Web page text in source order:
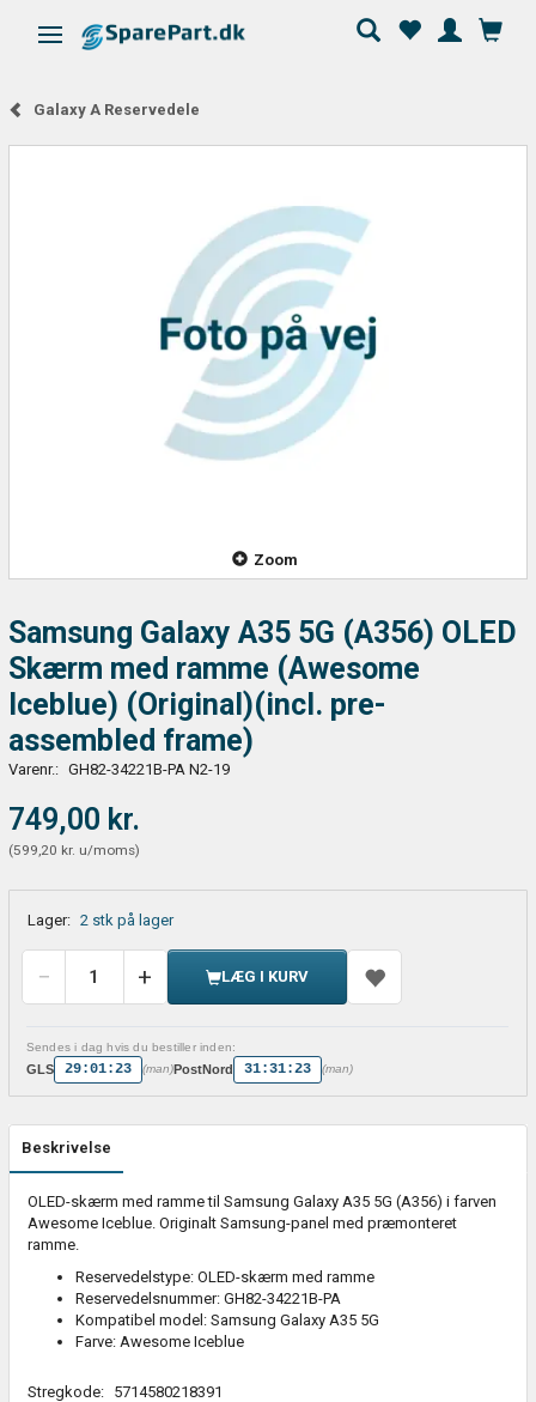
Skifte navigation
Galaxy A Reservedele
Zoom
Samsung Galaxy A35 5G (A356) OLED
Skærm med ramme (Awesome
Iceblue) (Original)(incl. pre-
assembled frame)
Varenr.: GH82-34221B-PA N2-19
749,00 kr.
(599,20 kr. u/moms)
Lager: 2 stk på lager
LÆG I KURV
Sendes i dag hvis du bestiller inden:
GLS 29:01:23 (man)PostNord 31:31:23 (man)
Beskrivelse
OLED-skærm med ramme til Samsung Galaxy A35 5G (A356) i farven
Awesome Iceblue. Originalt Samsung-panel med præmonteret
ramme.
Reservedelstype: OLED-skærm med ramme
Reservedelsnummer: GH82-34221B-PA
Kompatibel model: Samsung Galaxy A35 5G
Farve: Awesome Iceblue
Stregkode: 5714580218391